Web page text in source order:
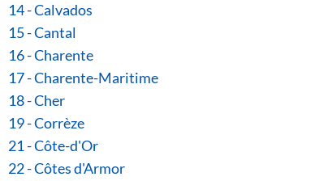
14 - Calvados
15 - Cantal
16 - Charente
17 - Charente-Maritime
18 - Cher
19 - Corrèze
21 - Côte-d'Or
22 - Côtes d'Armor